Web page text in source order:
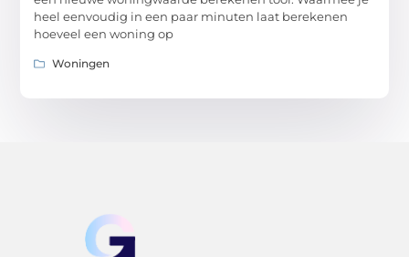
heel eenvoudig in een paar minuten laat berekenen
hoeveel een woning op
Woningen